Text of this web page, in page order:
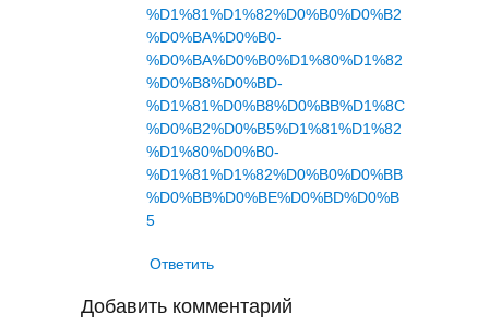
%D1%81%D1%82%D0%B0%D0%B2
%D0%BA%D0%B0-
%D0%BA%D0%B0%D1%80%D1%82
%D0%B8%D0%BD-
%D1%81%D0%B8%D0%BB%D1%8C
%D0%B2%D0%B5%D1%81%D1%82
%D1%80%D0%B0-
%D1%81%D1%82%D0%B0%D0%BB
%D0%BB%D0%BE%D0%BD%D0%B
5
Ответить
Добавить комментарий